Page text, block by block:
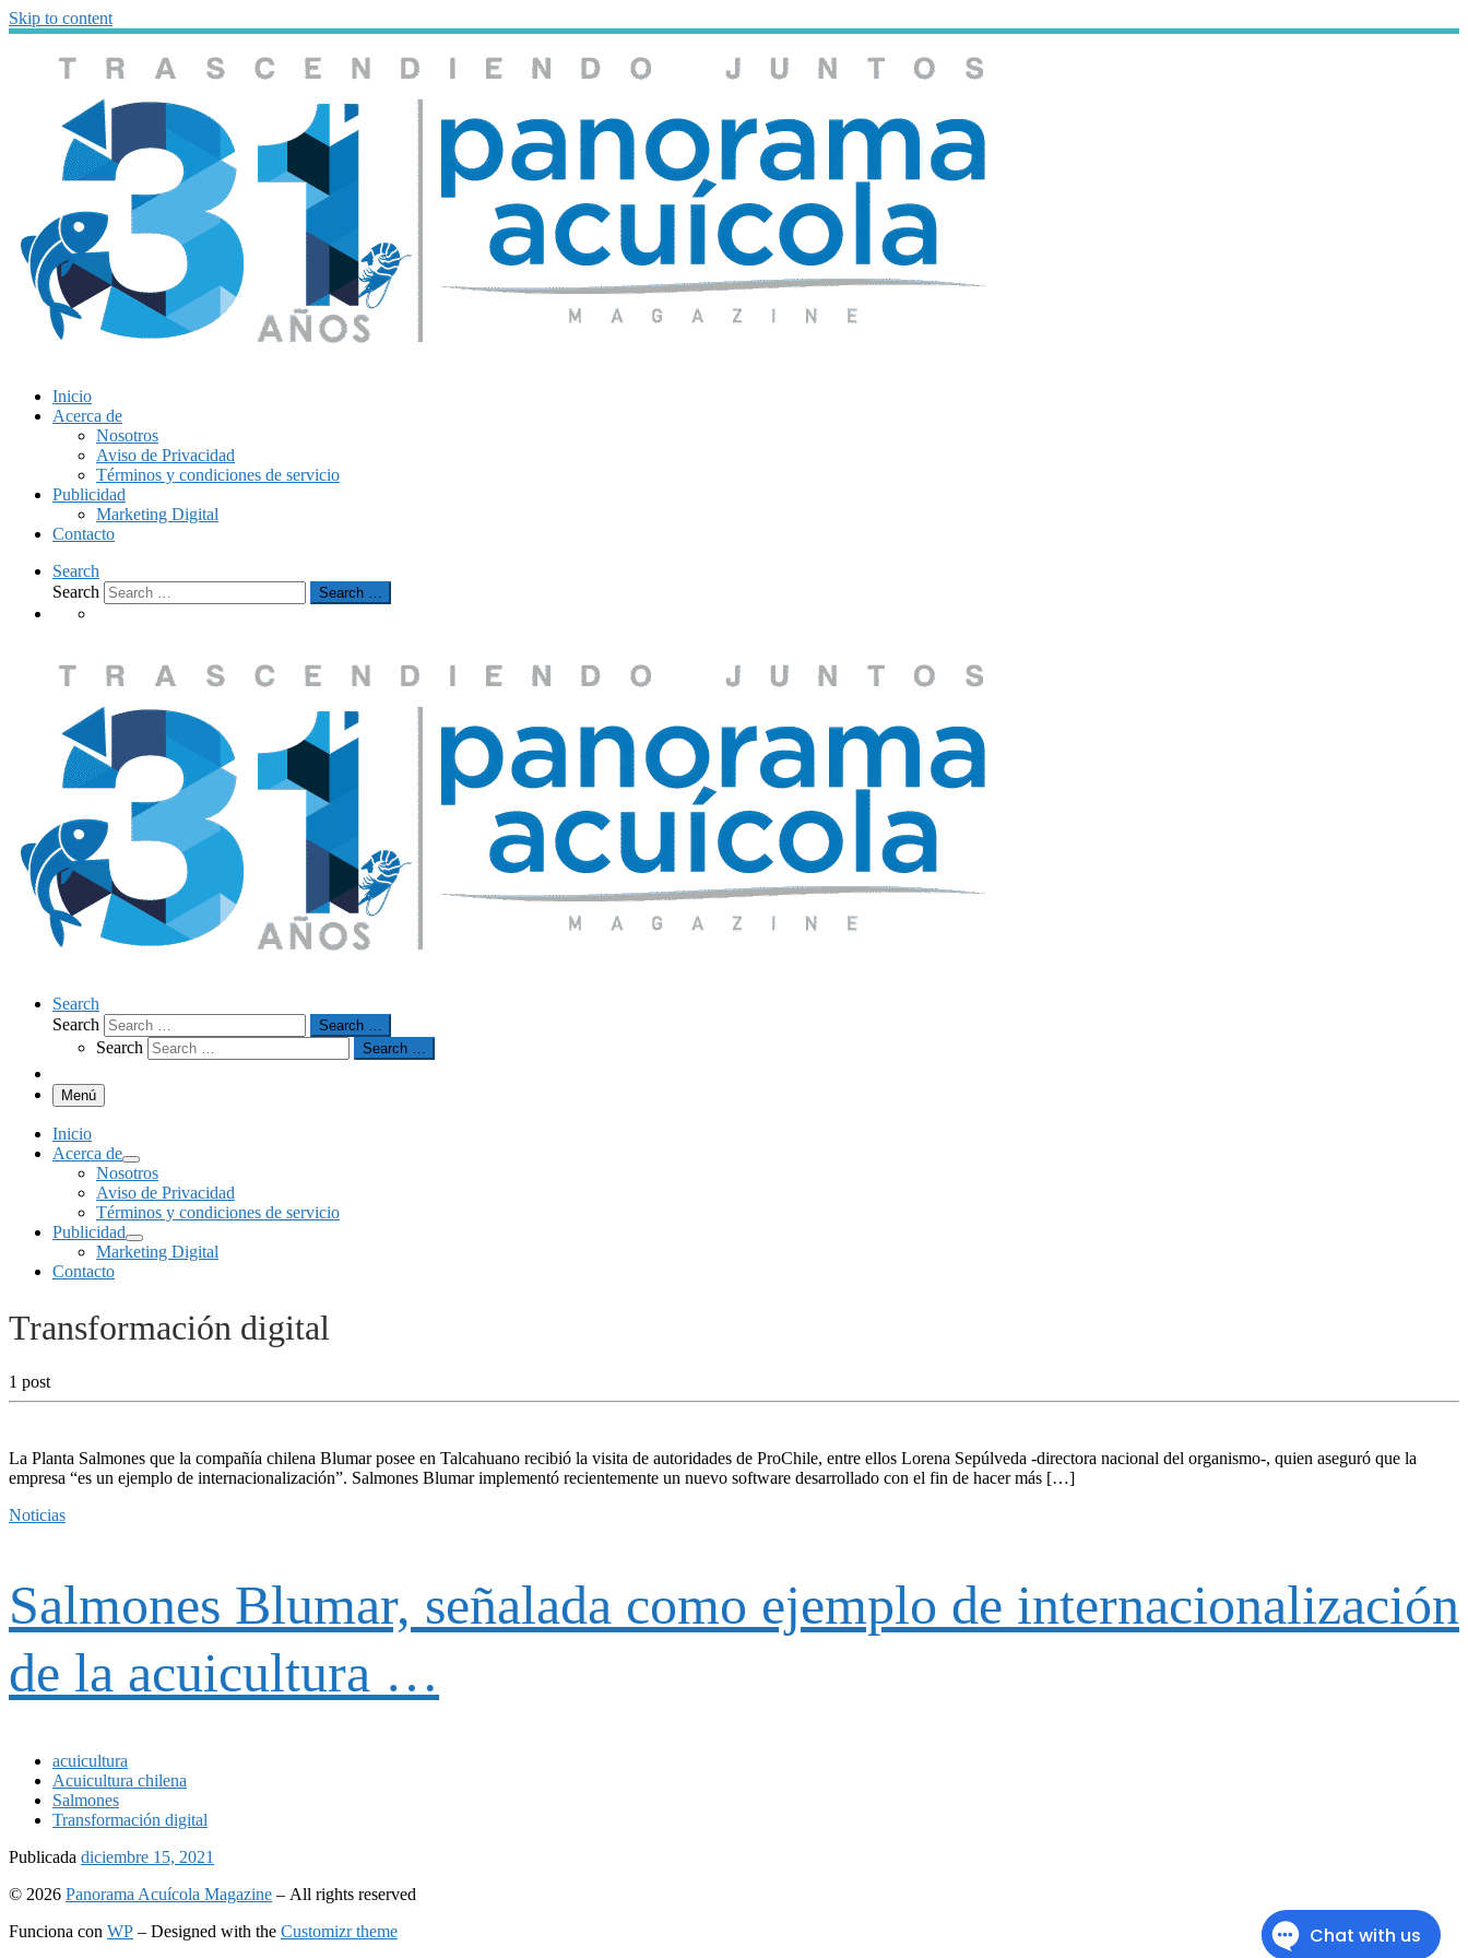
Skip to content
Inicio
Acerca de
Nosotros
Aviso de Privacidad
Términos y condiciones de servicio
Publicidad
Marketing Digital
Contacto
Search
Search
Search …
Search
Search
Search …
Search Search …
Menú
Inicio
Acerca de
Nosotros
Aviso de Privacidad
Términos y condiciones de servicio
Publicidad
Marketing Digital
Contacto
Transformación digital
1 post
La Planta Salmones que la compañía chilena Blumar posee en Talcahuano recibió la visita de autoridades de ProChile, entre ellos Lorena Sepúlveda -directora nacional del organismo-, quien aseguró que la
empresa “es un ejemplo de internacionalización”. Salmones Blumar implementó recientemente un nuevo software desarrollado con el fin de hacer más […]
Noticias
Salmones Blumar, señalada como ejemplo de internacionalización
de la acuicultura …
acuicultura
Acuicultura chilena
Salmones
Transformación digital
Publicada diciembre 15, 2021
© 2026 Panorama Acuícola Magazine – All rights reserved
Funciona con WP – Designed with the Customizr theme